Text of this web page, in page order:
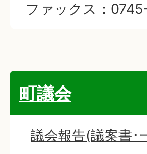
ファックス：
町議会
議会報告(議案書･